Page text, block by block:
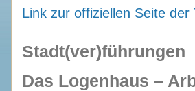
Link zur offiziellen Seite
Stadt(ver)führungen
Das Logenhaus –